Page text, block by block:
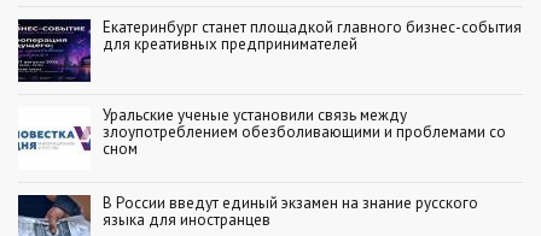
Екатеринбург станет площадкой главного бизнес-события
для креативных предпринимателей
Уральские ученые установили связь между
злоупотреблением обезболивающими и проблемами со
сном
В России введут единый экзамен на знание русского
языка для иностранцев